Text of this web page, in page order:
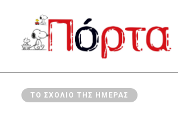
ΤΟ ΣΧΌΛΙΟ ΤΗΣ ΗΜΈΡΑΣ